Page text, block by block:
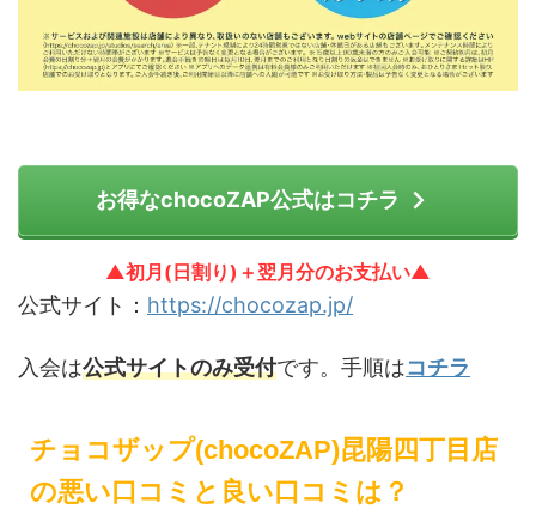
お得なchocoZAP公式はコチラ
▲初月(日割り)＋翌月分のお支払い▲
公式サイト： https://chocozap.jp/
入会は公式サイトのみ受付です。手順はコチラ
チョコザップ(chocoZAP)昆陽四丁目店
の悪い口コミと良い口コミは？